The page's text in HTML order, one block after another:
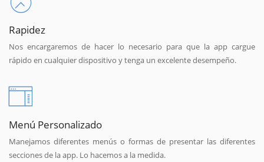
Rapidez
Nos encargaremos de hacer lo necesario para que la app cargue
rápido en cualquier dispositivo y tenga un excelente desempeño.
Menú Personalizado
Manejamos diferentes menús o formas de presentar las diferentes
secciones de la app. Lo hacemos a la medida.